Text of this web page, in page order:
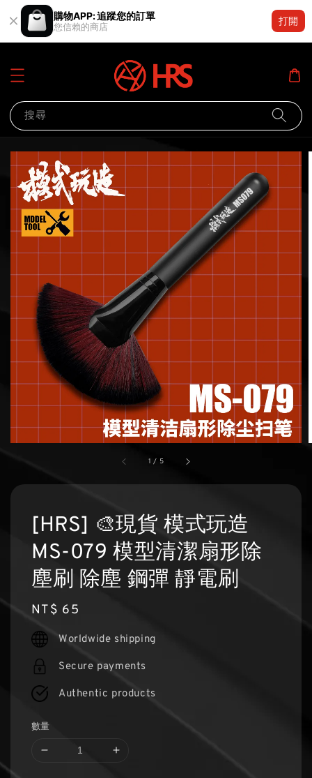
購物APP: 追蹤您的訂單
您信賴的商店
打開
搜尋
1 / 5
[HRS] 🎨現貨 模式玩造
MS-079 模型清潔扇形除
塵刷 除塵 鋼彈 靜電刷
Regular
price
NT$ 65
Worldwide shipping
Secure payments
Authentic products
數量